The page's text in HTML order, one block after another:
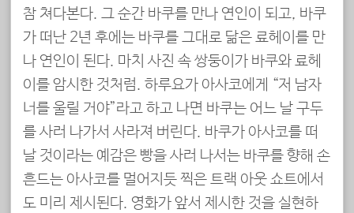
참 쳐다본다. 그 순간 바쿠를 만나 연인이 되고, 바쿠
가 떠난 2년 후에는 바쿠를 그대로 닮은 료헤이를 만
나 연인이 된다. 마치 사진 속 쌍둥이가 바쿠와 료헤
이를 암시한 것처럼. 하루요가 아사코에게 “저 남자
너를 울릴 거야”라고 하고 나면 바쿠는 어느 날 구두
를 사러 나가서 사라져 버린다. 바쿠가 아사코를 떠
날 것이라는 예감은 빵을 사러 나서는 바쿠를 향해 손
흔드는 아사코를 멀어지듯 찍은 트랙 아웃 쇼트에서
도 미리 제시된다. 영화가 앞서 제시한 것을 실현하